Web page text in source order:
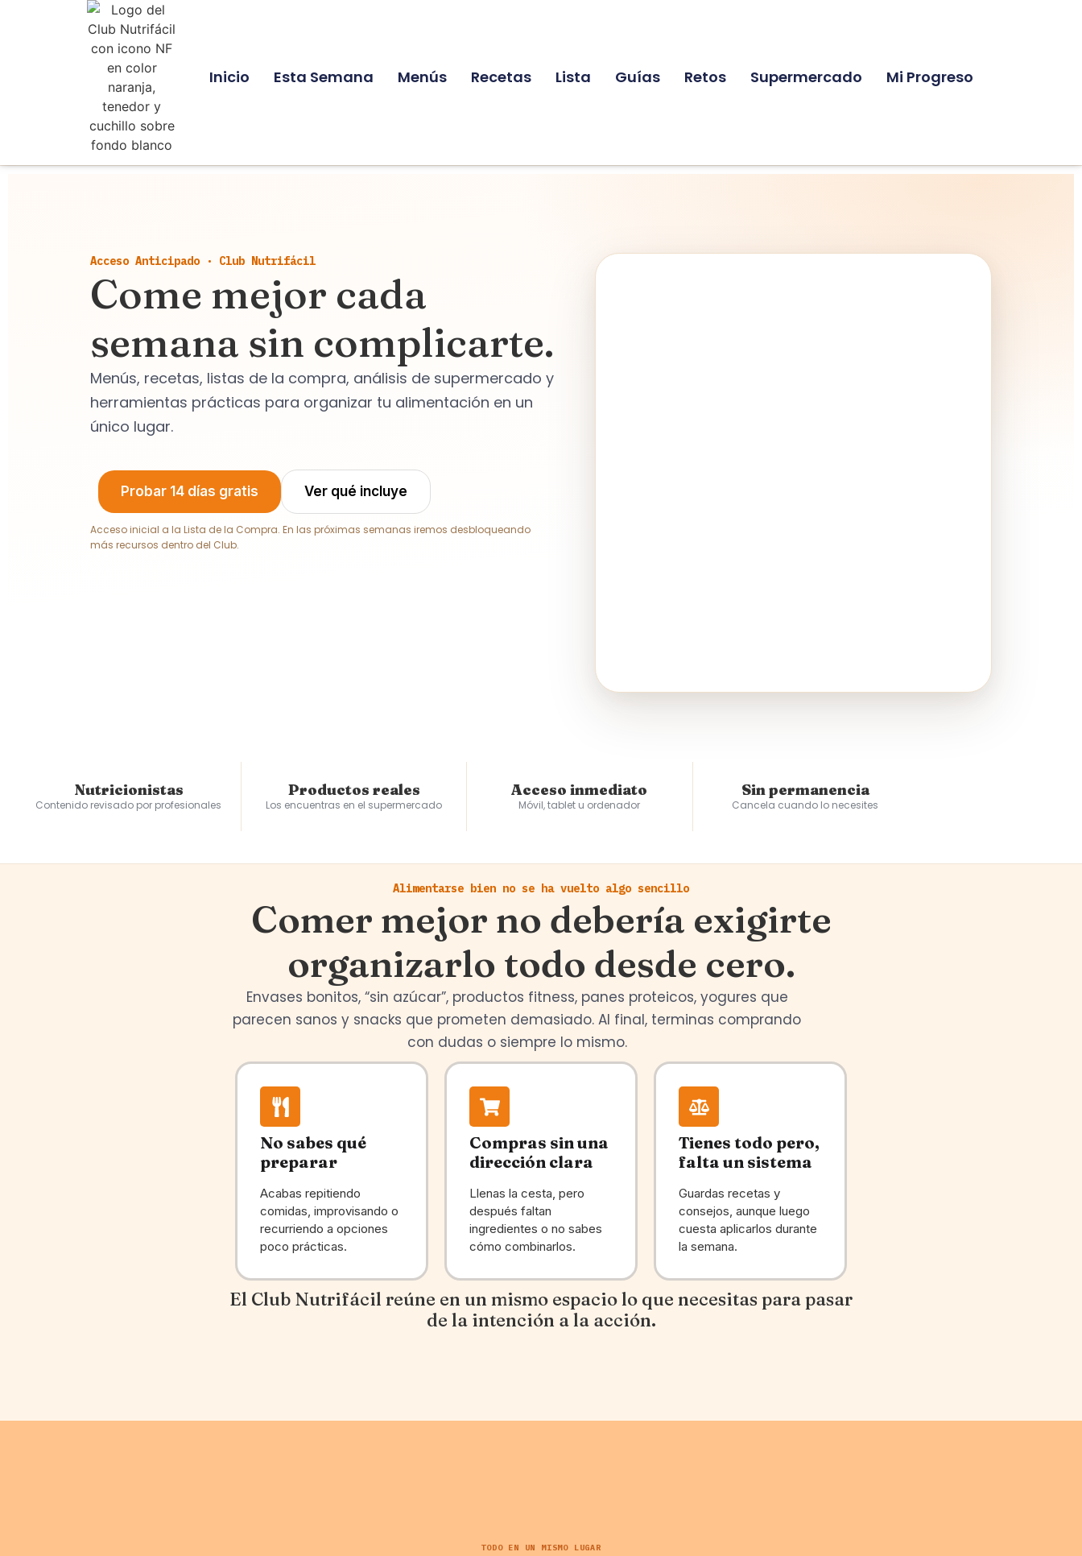
Inicio Esta Semana Menús Recetas Lista Guías Retos Supermercado Mi Progreso
Acceso Anticipado · Club Nutrifácil
Come mejor cada
semana sin complicarte.
Menús, recetas, listas de la compra, análisis de supermercado y
herramientas prácticas para organizar tu alimentación en un
único lugar.
Probar 14 días gratis Ver qué incluye
Acceso inicial a la Lista de la Compra. En las próximas semanas iremos desbloqueando
más recursos dentro del Club.
Nutricionistas
Contenido revisado por profesionales
Productos reales
Los encuentras en el supermercado
Acceso inmediato
Móvil, tablet u ordenador
Sin permanencia
Cancela cuando lo necesites
Alimentarse bien no se ha vuelto algo sencillo
Comer mejor no debería exigirte
organizarlo todo desde cero.
Envases bonitos, “sin azúcar”, productos fitness, panes proteicos, yogures que
parecen sanos y snacks que prometen demasiado. Al final, terminas comprando
con dudas o siempre lo mismo.
No sabes qué
preparar
Acabas repitiendo
comidas, improvisando o
recurriendo a opciones
poco prácticas.
Compras sin una
dirección clara
Llenas la cesta, pero
después faltan
ingredientes o no sabes
cómo combinarlos.
Tienes todo pero,
falta un sistema
Guardas recetas y
consejos, aunque luego
cuesta aplicarlos durante
la semana.
El Club Nutrifácil reúne en un mismo espacio lo que necesitas para pasar
de la intención a la acción.
TODO EN UN MISMO LUGAR